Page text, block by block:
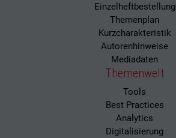
Einzelheftbestellung
Themenplan
Kurzcharakteristik
Autorenhinweise
Mediadaten
Themenwelt
Tools
Best Practices
Analytics
Digitalisierung